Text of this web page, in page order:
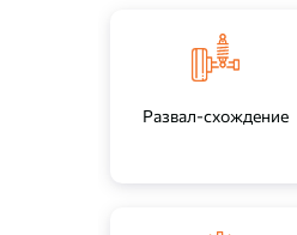
Развал-схождение